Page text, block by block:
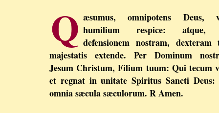
Q æsumus, omnipotens Deus,
humilium respice: atque,
defensionem nostram, dexteram
majestatis extende. Per Dominum
Jesum Christum, Filium tuum: Qui tecum
et regnat in unitate Spiritus Sancti Deus:
omnia sæcula sæculorum. R Amen.